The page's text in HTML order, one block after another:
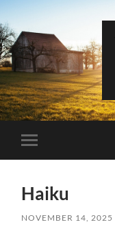
Mobile-
Menü
Haiku
NOVEMBER 14, 2025